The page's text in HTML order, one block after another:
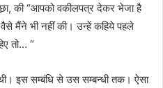
की “आपको वकीलपत्र देकर भेजा है
वैसे मैंने भी नहीं की। उन्हें कहिये पहले
तो… “
थी। इस सम्बंधि से उस सम्बन्धी तक। ऐसा